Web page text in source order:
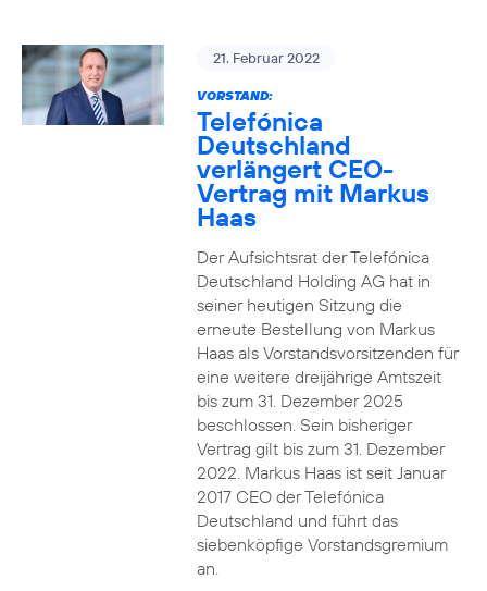
21. Februar 2022
VORSTAND:
Telefónica
Deutschland
verlängert CEO-
Vertrag mit Markus
Haas
Der Aufsichtsrat der Telefónica
Deutschland Holding AG hat in
seiner heutigen Sitzung die
erneute Bestellung von Markus
Haas als Vorstandsvorsitzenden für
eine weitere dreijährige Amtszeit
bis zum 31. Dezember 2025
beschlossen. Sein bisheriger
Vertrag gilt bis zum 31. Dezember
2022. Markus Haas ist seit Januar
2017 CEO der Telefónica
Deutschland und führt das
siebenköpfige Vorstandsgremium
an.